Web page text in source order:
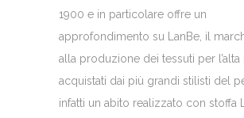
1900 e in particolare offre un
approfondimento su LanBe, il
alla produzione dei tessuti per l’alta
acquistati dai più grandi stilisti del
infatti un abito realizzato con stoffa